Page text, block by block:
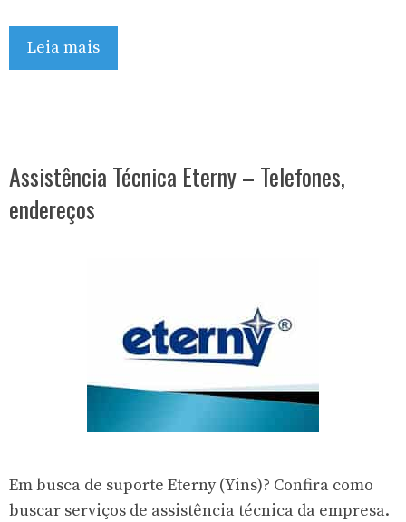
Leia mais
Assistência Técnica Eterny – Telefones,
endereços
Em busca de suporte Eterny (Yins)? Confira como
buscar serviços de assistência técnica da empresa.